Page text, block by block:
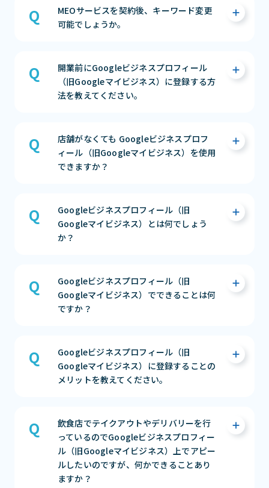
２）ご決済の確認が取れましたら、「順位チ
ェックツールのログイン情報」を弊社からお
Googleマイビジネス）の申請作業の為、弊社
サポートから連絡をさせていただきます。
４）承認の確認が取れ次第、MEO施策の実施
MEOサービスを契約後、キーワード変更
可能でしょうか。
MEO対策は、Googleからの評価の蓄積により
KWが上位化される仕組みとなっています。
途中でKWの変更をしてしまうと、また1から
その為、ご契約時に費用対効果の期待ができ
るKWの選定をオススメしております。
※キーワードの追加でのご契約や、MEOサー
まずは相談する（無料）
開業前にGoogleビジネスプロフィール
（旧Googleマイビジネス）に登録する方
法を教えてください。
ップにお店を表示でき、投稿機能を使ってお客
様に様々な情報を届けることも可能です。
手順は以下です。
日付まで入力可）
3）ハガキによるオーナー確認
まずは相談する（無料）
店舗がなくても Googleビジネスプロフ
ィール（旧Googleマイビジネス）を使用
できますか？
在宅ビジネスや非店舗型ビジネスを運営され
ている場合も、Google マイビジネスはご利用
いただけます。ご住所の表示または非表示に関
Googleビジネスプロフィール（旧
Googleマイビジネス）とは何でしょう
か？
やGoogleマップなど)で、自店舗の情報（住
所、営業時間、電話番号）を表示したり、それ
を管理したりすることができる無料ツールで
まずは相談する（無料）
Googleビジネスプロフィール（旧
Googleマイビジネス）でできることは何
ですか？
イビジネス）では、以下のことができます。
・店舗の基本情報（住所、電話番号、営業時
できる
・クチコミの管理およびクチコミ返信ができ
る
・リアルタイムの情報発信ができる（イベン
ト・最新情報・特典）
Googleビジネスプロフィール（旧
Googleマイビジネス）に登録することの
メリットを教えてください。
イビジネス）に登録することのメリットは4つ
あります。
・自分の店舗の「正しい情報」を管理ができ
る
飲食店でテイクアウトやデリバリーを行
っているのでGoogleビジネスプロフィー
ル（旧Googleマイビジネス）上でアピー
ルしたいのですが、何かできることあり
ますか？